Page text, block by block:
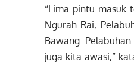
“Lima pintu masuk
Ngurah Rai,
Bawang.
juga kita awasi,”